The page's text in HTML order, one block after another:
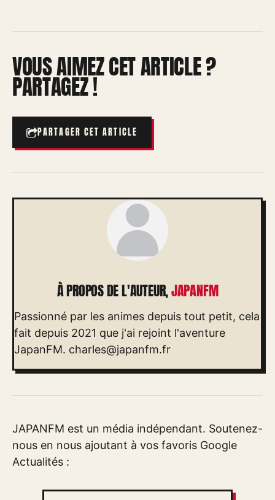
VOUS AIMEZ CET ARTICLE ?
PARTAGEZ !
PARTAGER CET ARTICLE
À PROPOS DE L'AUTEUR,JAPANFM
Passionné par les animes depuis tout petit, cela
fait depuis 2021 que j'ai rejoint l'aventure
JapanFM. charles@japanfm.fr
JAPANFM est un média indépendant. Soutenez-
nous en nous ajoutant à vos favoris Google
Actualités :